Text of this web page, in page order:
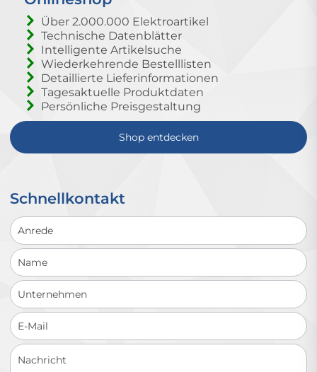
Über 2.000.000 Elektroartikel
Technische Datenblätter
Intelligente Artikelsuche
Wiederkehrende Bestelllisten
Detaillierte Lieferinformationen
Tagesaktuelle Produktdaten
Persönliche Preisgestaltung
Shop entdecken
Schnellkontakt
Schnellkontakt